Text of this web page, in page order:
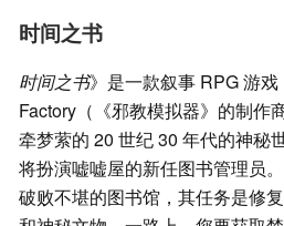
时间之书
时间之书》是一款叙事 RPG 游
Factory（《邪教模拟器》的制作
牵梦萦的 20 世纪 30 年代的神秘
将扮演嘘嘘屋的新任图书管理员
破败不堪的图书馆，其任务是修